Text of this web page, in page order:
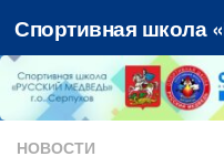
Перейти к
НОВОСТИ